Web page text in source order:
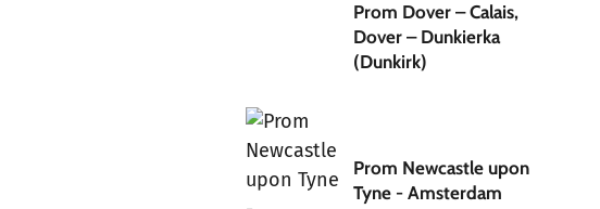
Prom Dover – Calais,
Dover – Dunkierka
(Dunkirk)
Prom Newcastle upon
Tyne - Amsterdam